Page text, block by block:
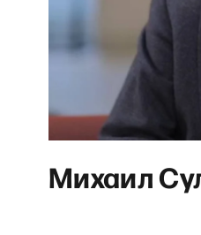
Михаил